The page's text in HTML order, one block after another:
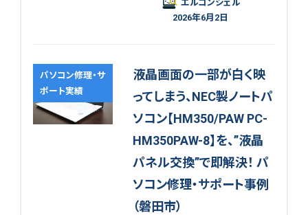
エルコンシェル
2026年6月2日
パソコン修理・サ
ポート実績
液晶画面の一部が白く映
ってしまう、NEC製ノートパ
ソコン【HM350/PAW PC-
HM350PAW-8】を、”液晶
パネル交換”で即解決！ パ
ソコン修理・サポート事例
（磐田市）